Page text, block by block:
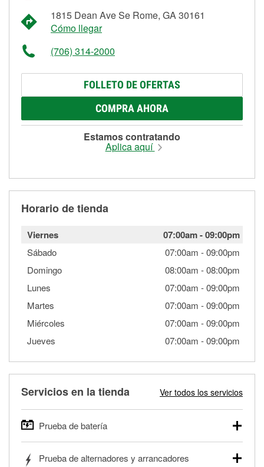
1815 Dean Ave Se Rome, GA 30161
Cómo llegar
(706) 314-2000
FOLLETO DE OFERTAS
COMPRA AHORA
Estamos contratando
Aplica aquí
Horario de tienda
Viernes 07:00am-09:00pm
Sábado 07:00am -09:00pm
Domingo
08:00am -08:00pm
Lunes
07:00am -09:00pm
Martes
07:00am -09:00pm
Miércoles
07:00am -09:00pm
Jueves
07:00am -09:00pm
Servicios en la tienda Ver todos los servicios
Prueba de batería
autos, camionetas, SUVs, vehículos comerciales y
Prueba de alternadores y arrancadores